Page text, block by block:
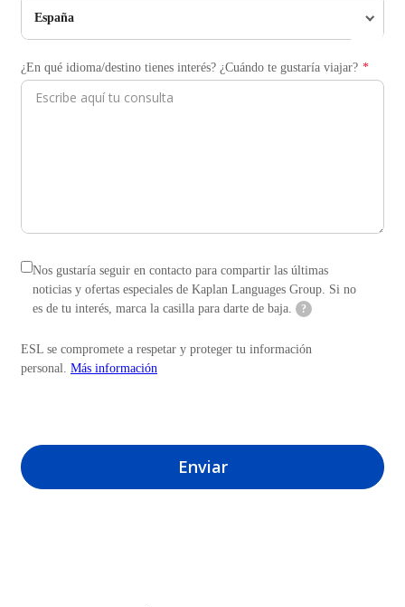
España
¿En qué idioma/destino tienes interés? ¿Cuándo te gustaría viajar?
Nos gustaría seguir en contacto para compartir las últimas
noticias y ofertas especiales de Kaplan Languages Group. Si no
es de tu interés, marca la casilla para darte de baja.
?
ESL se compromete a respetar y proteger tu información
personal. Más información
Enviar